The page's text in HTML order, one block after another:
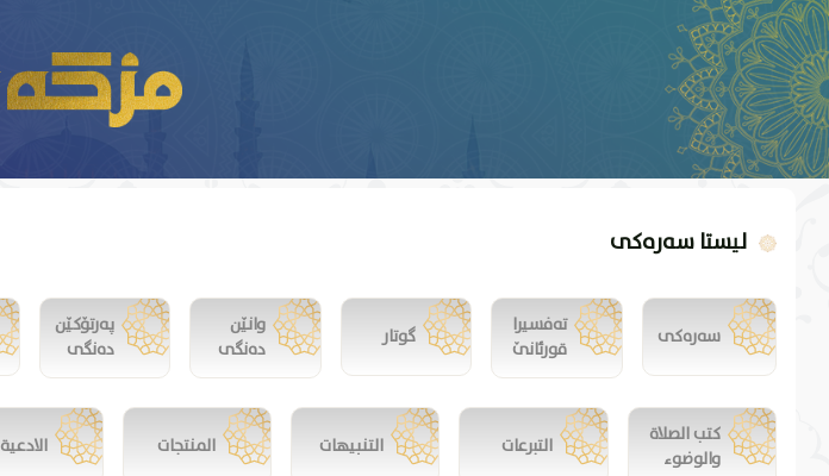
لیستا سەرەکی
سەرەکی
تەفسیرا
قورئانێ
گوتار
وانێن
دەنگی
پەرتۆکێن
دەنگی
كتب الصلاة
والوضوء
التبرعات التنبيهات المنتجات الادعية